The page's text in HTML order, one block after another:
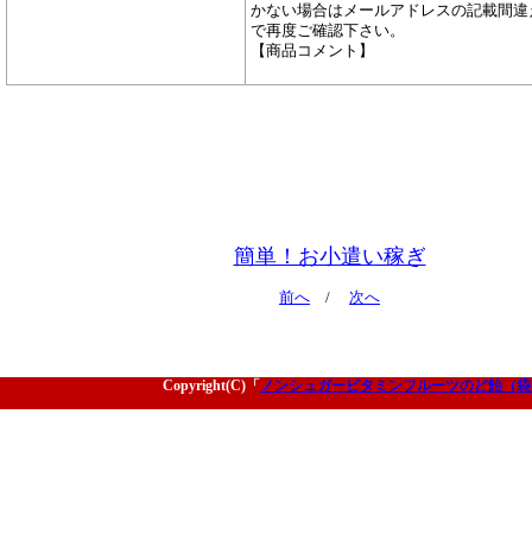
かない場合はメールアドレスの記載間
で再度ご確認下さい。
【商品コメント】
簡単！お小遣い稼ぎ
前へ / 次へ
Copyright(C)「 ノンシュガービタミンフルーツのど飴（